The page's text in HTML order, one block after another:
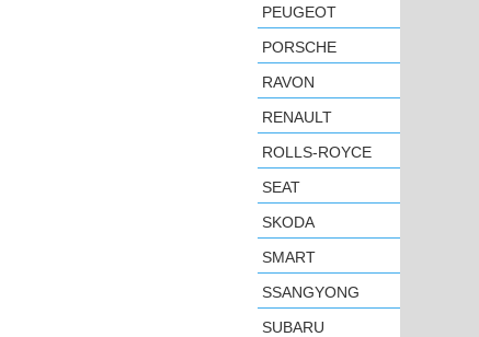
PEUGEOT
PORSCHE
RAVON
RENAULT
ROLLS-ROYCE
SEAT
SKODA
SMART
SSANGYONG
SUBARU